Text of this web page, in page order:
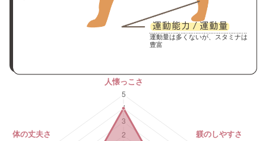
運動量は多くないが、スタミナは
豊富